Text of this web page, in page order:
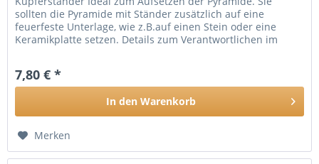
sollten die Pyramide mit Ständer zusätzlich auf eine
feuerfeste Unterlage, wie z.B.auf einen Stein oder eine
Keramikplatte setzen. Details zum Verantwortlichen im
7,80 € *
In den Warenkorb
Merken